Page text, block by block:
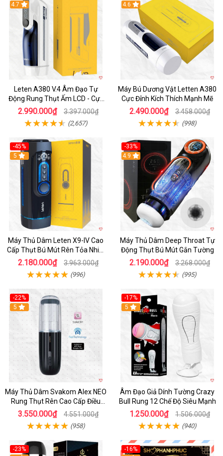
Hot
4.7
Leten A380 V.4 Âm Đạo Tự
Động Rung Thụt Ấm LCD - Cực
Phê
2.990.000₫ 3.397.000₫
(2,657)
Hot
4.6
Máy Bú Dương Vật Letten A380
Cực Đỉnh Kích Thích Mạnh Mẽ
2.490.000₫ 3.458.000₫
(998)
-45%
Hot
5
Máy Thủ Dâm Leten X9-IV Cao
Cấp Thụt Bú Mút Rên Tỏa Nhiệt
Sạc Pin
2.180.000₫ 3.963.000₫
(996)
-33%
Hot
4.9
Máy Thủ Dâm Deep Throat Tự
Động Thụt Bú Mút Gắn Tường
2.190.000₫ 3.268.000₫
(995)
-22%
5
Máy Thủ Dâm Svakom Alex NEO
Rung Thụt Rên Cao Cấp Điều
Khiển App
3.550.000₫ 4.551.000₫
(958)
-17%
5
Âm Đạo Giả Dính Tường Crazy
Bull Rung 12 Chế Độ Siêu Mạnh
1.250.000₫ 1.506.000₫
(940)
-23%
-16%